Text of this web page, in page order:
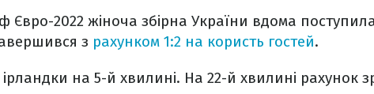
2022 жіноча збірна України вдома
з рахунком 1:2 на користь гостей.
на 5-й хвилині. На 22-й хвилині рахунок